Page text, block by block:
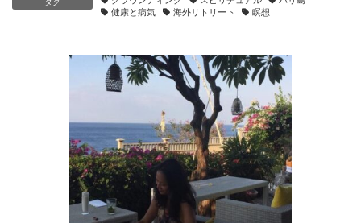
タグ
健康と病気
海外リトリート 瞑想